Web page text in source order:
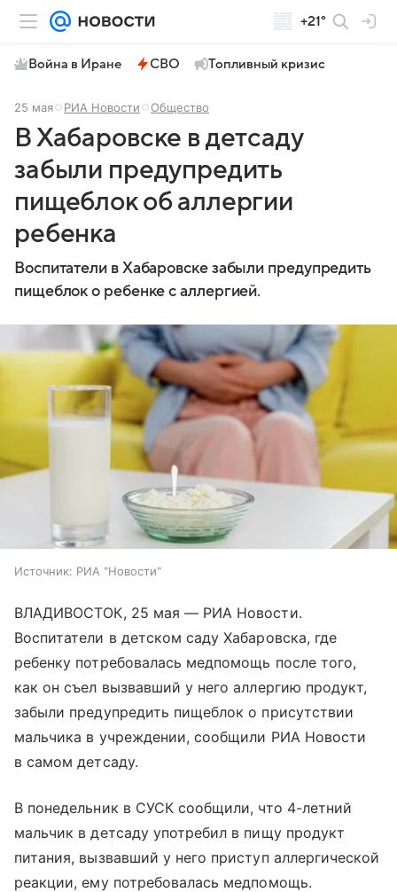
+21°
Война в Иране СВО Топливный кризис
25 мая РИА Новости Общество
В Хабаровске в детсаду
забыли предупредить
пищеблок об аллергии
ребенка
Воспитатели в Хабаровске забыли предупредить
пищеблок о ребенке с аллергией.
Источник: РИА "Новости"
ВЛАДИВОСТОК, 25 мая — РИА Новости.
Воспитатели в детском саду Хабаровска, где
ребенку потребовалась медпомощь после того,
как он съел вызвавший у него аллергию продукт,
забыли предупредить пищеблок о присутствии
мальчика в учреждении, сообщили РИА Новости
в самом детсаду.
В понедельник в СУСК сообщили, что 4-летний
мальчик в детсаду употребил в пищу продукт
питания, вызвавший у него приступ аллергической
реакции, ему потребовалась медпомощь.